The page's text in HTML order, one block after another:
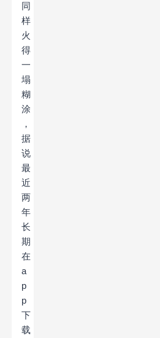
同
样
火
得
一
塌
糊
涂
，
据
说
最
近
两
年
长
期
在
a
p
p
下
载